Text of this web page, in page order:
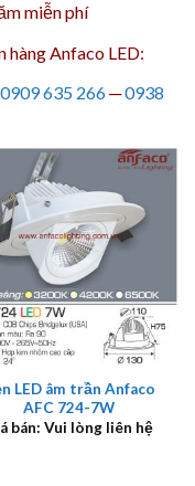
miễn phí
hàng Anfaco LED:
0909 635 266─0938
LED âm trần Anfaco
AFC 724-7W
bán: Vui lòng liên hệ